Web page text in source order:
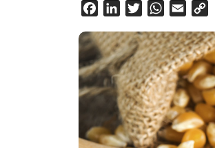
FacebookLinkedInTwitterWhatsApp
Email